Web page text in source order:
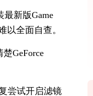
新版Game
以全面自查。
GeForce
尝试开启滤镜